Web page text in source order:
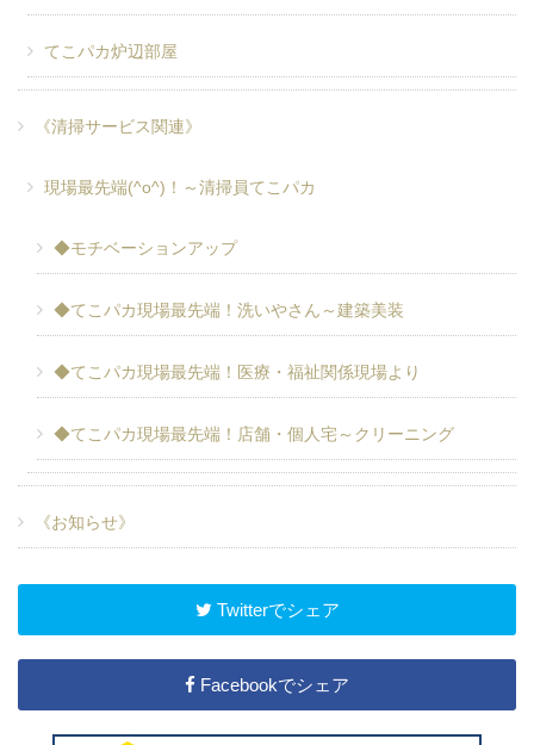
てこパカ炉辺部屋
《清掃サービス関連》
現場最先端(^o^)！～清掃員てこパカ
◆モチベーションアップ
◆てこパカ現場最先端！洗いやさん～建築美装
◆てこパカ現場最先端！医療・福祉関係現場より
◆てこパカ現場最先端！店舗・個人宅～クリーニング
《お知らせ》
Twitterでシェア
Facebookでシェア